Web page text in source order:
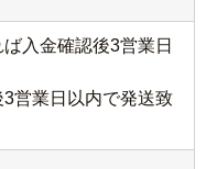
入金確認後3営業日
営業日以内で発送致